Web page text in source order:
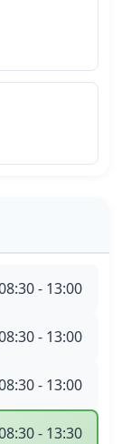
- 13:00
- 13:00
- 13:00
- 13:30